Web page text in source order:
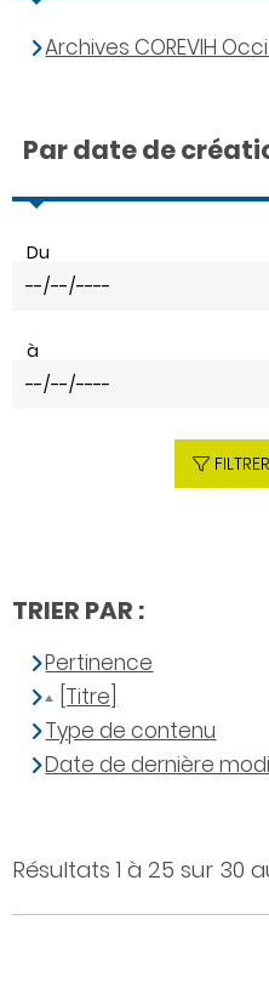
Résultats 1 à 25 sur 30
Archives COREVIH
Par date de
Du
à
TRIER PAR :
Pertinence
[Titre]
Type de contenu
Date de dernière